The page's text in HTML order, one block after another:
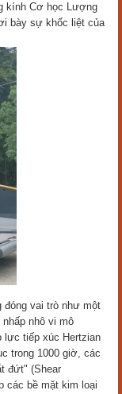
kính Cơ học Lượng
bày sự khốc liệt của
đóng vai trò như một
nhô vi mô
lực tiếp xúc Hertzian
trong 1000 giờ, các
đứt" (Shear
các bề mặt kim loại